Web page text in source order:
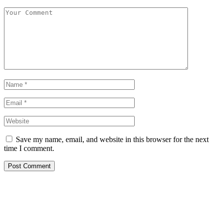
Save my name, email, and website in this browser for the next
time I comment.